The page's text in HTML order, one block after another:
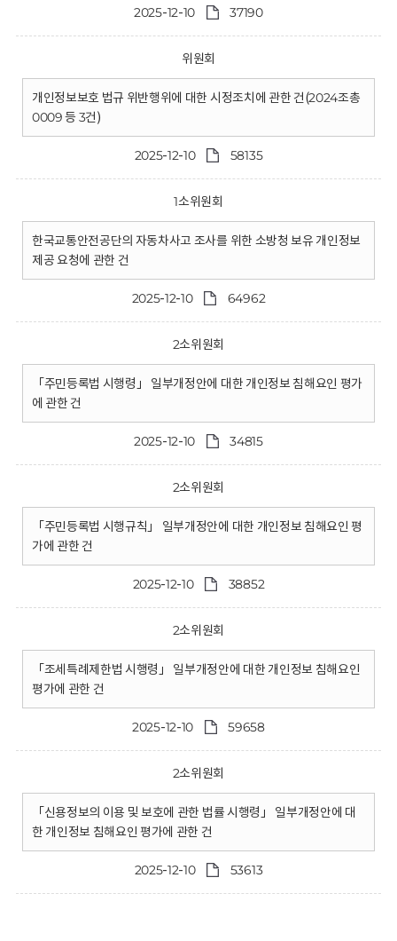
2025-12-10 37190
위원회
개인정보보호 법규 위반행위에 대한 시정조치에 관한 건(2024조총
0009 등 3건)
2025-12-10 58135
1소위원회
한국교통안전공단의 자동차사고 조사를 위한 소방청 보유 개인정보
제공 요청에 관한 건
2025-12-10 64962
2소위원회
「주민등록법 시행령」 일부개정안에 대한 개인정보 침해요인 평가
에 관한 건
2025-12-10 34815
2소위원회
「주민등록법 시행규칙」 일부개정안에 대한 개인정보 침해요인 평
가에 관한 건
2025-12-10 38852
2소위원회
「조세특례제한법 시행령」 일부개정안에 대한 개인정보 침해요인
평가에 관한 건
2025-12-10 59658
2소위원회
「신용정보의 이용 및 보호에 관한 법률 시행령」 일부개정안에 대
한 개인정보 침해요인 평가에 관한 건
2025-12-10 53613